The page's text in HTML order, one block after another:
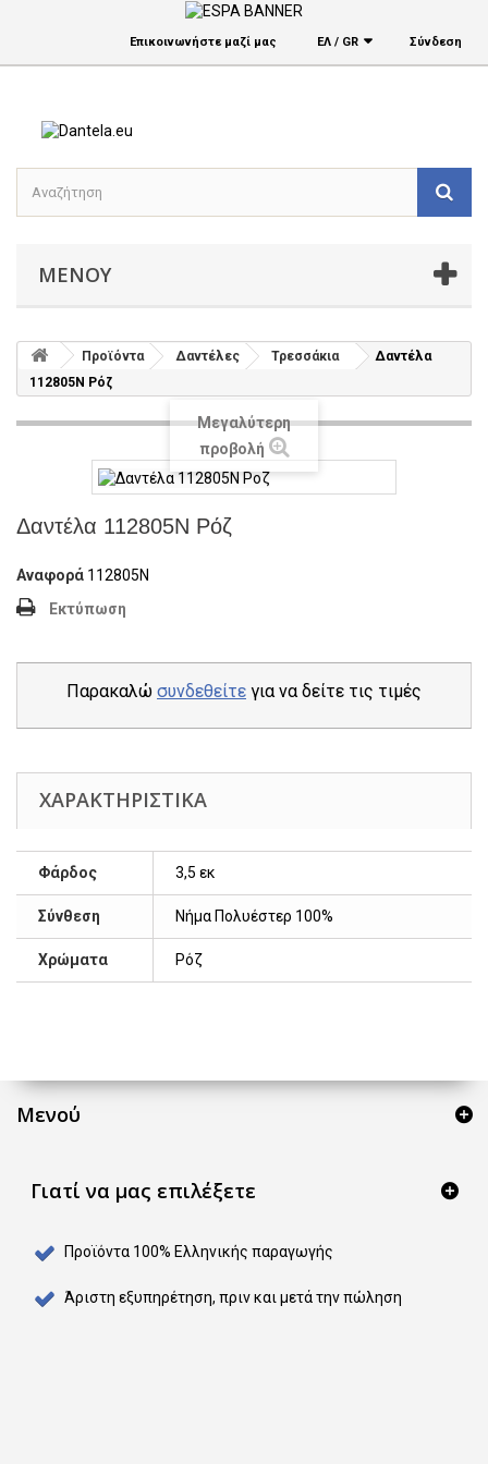
Σύνδεση
ΕΛ / GR
Επικοινωνήστε μαζί μας
ΜΕΝΟΎ
Προϊόντα Δαντέλες Τρεσσάκια
Δαντέλα
112805Ν Ρόζ
Μεγαλύτερη
προβολή
Δαντέλα 112805Ν Ρόζ
Αναφορά 112805Ν
Εκτύπωση
Παρακαλώ συνδεθείτε για να δείτε τις τιμές
ΧΑΡΑΚΤΗΡΙΣΤΙΚΆ
Φάρδος 3,5 εκ
Σύνθεση Νήμα Πολυέστερ 100%
Χρώματα Ρόζ
Μενού
Γιατί να μας επιλέξετε
Προϊόντα 100% Ελληνικής παραγωγής
Άριστη εξυπηρέτηση, πριν και μετά την πώληση